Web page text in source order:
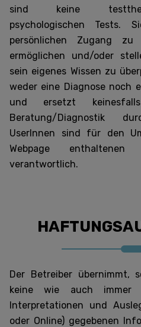
sind keine
psychologischen Tests.
persönlichen Zugang zu
ermöglichen und/oder
sein eigenes Wissen zu
weder eine Diagnose noch
und ersetzt
Beratung/Diagnostik
UserInnen sind für den
Webpage enthaltenen
verantwortlich.
Der Betreiber übernimmt,
keine wie auch immer
Interpretationen und
oder Online) gegebenen